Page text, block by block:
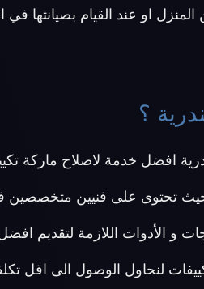
او عند القيام بصيانتها
؟
افضل خدمة لاصلاح ماركة
حيث تحتوى على فنيين
100% ونوفر جميع الاحتياجات و الأدوات اللازمة
لنحاول الوصول الى اقل